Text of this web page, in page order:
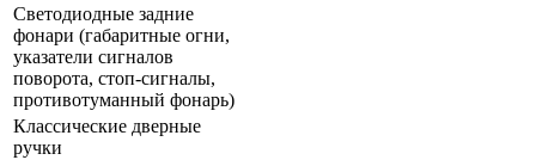
Светодиодные задние
фонари (габаритные огни,
указатели сигналов
поворота, стоп-сигналы,
противотуманный фонарь)
Классические дверные
ручки